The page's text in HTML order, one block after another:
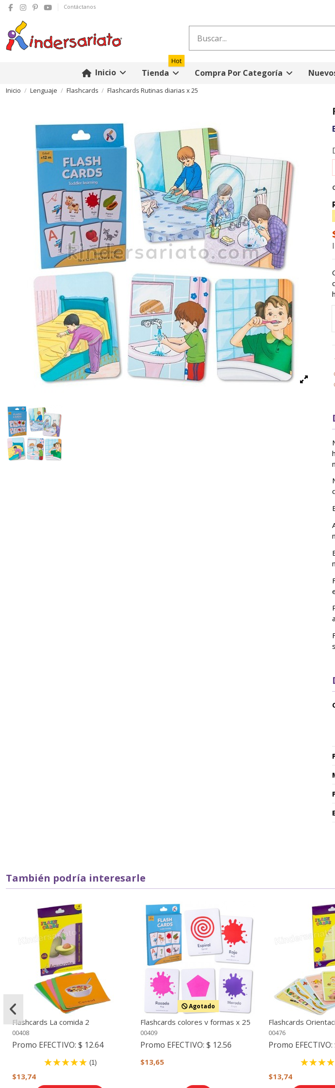
Contáctanos
Inicio Tienda
Hot
Compra Por Categoría
Inicio Lenguaje Flashcards Flashcards Rutinas diarias x 25
También podría interesarle
Flashcards La comida 2
00408
Promo EFECTIVO: $ 12.64
(1)
$13,74
Agotado
Flashcards colores y formas x 25
00409
Promo EFECTIVO: $ 12.56
$13,65
Flashcards
00476
Promo EFECTIVO:
$13,74